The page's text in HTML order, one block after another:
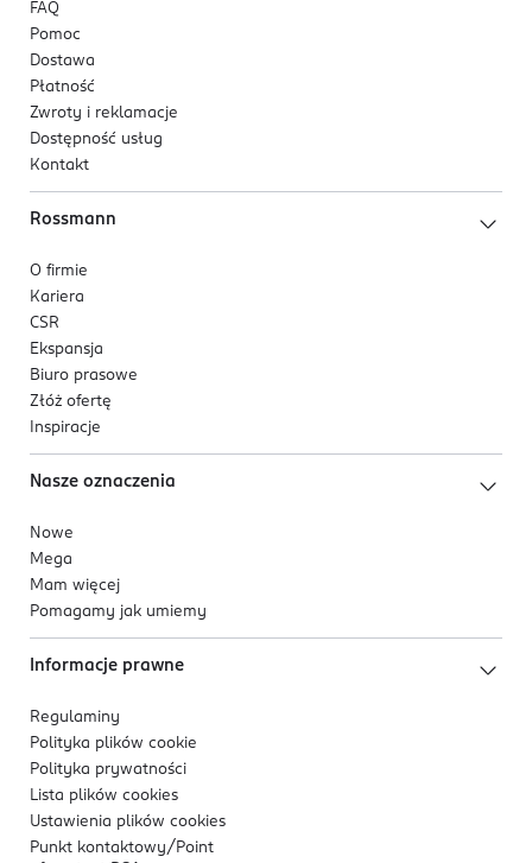
FAQ
Pomoc
Dostawa
Płatność
Zwroty i reklamacje
Dostępność usług
Kontakt
Rossmann
O firmie
Kariera
CSR
Ekspansja
Biuro prasowe
Złóż ofertę
Inspiracje
Nasze oznaczenia
Nowe
Mega
Mam więcej
Pomagamy jak umiemy
Informacje prawne
Regulaminy
Polityka plików cookie
Polityka prywatności
Lista plików cookies
Ustawienia plików cookies
Punkt kontaktowy/ Point